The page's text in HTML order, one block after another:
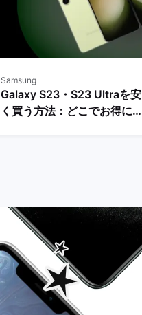
Samsung
Galaxy S23・S23 Ultraを安
く買う方法：どこでお得に購